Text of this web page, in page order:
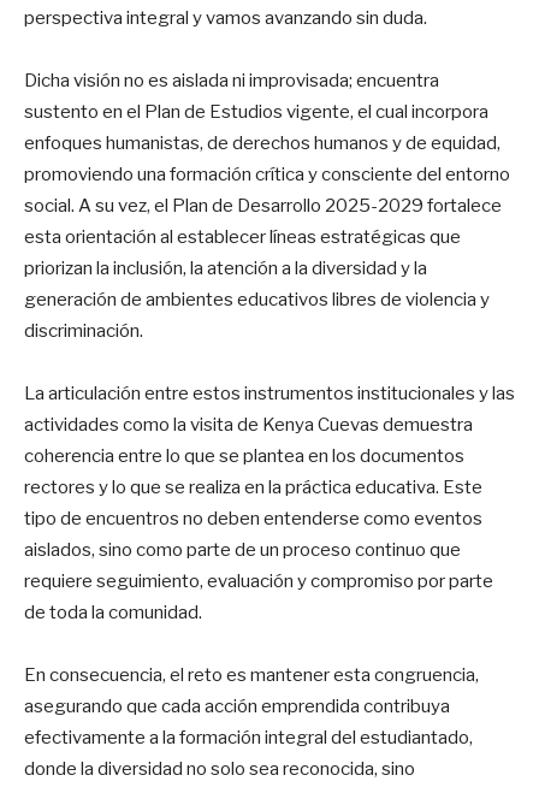
perspectiva integral y vamos avanzando sin duda.
Dicha visión no es aislada ni improvisada; encuentra
sustento en el Plan de Estudios vigente, el cual incorpora
enfoques humanistas, de derechos humanos y de equidad,
promoviendo una formación crítica y consciente del entorno
social. A su vez, el Plan de Desarrollo 2025-2029 fortalece
esta orientación al establecer líneas estratégicas que
priorizan la inclusión, la atención a la diversidad y la
generación de ambientes educativos libres de violencia y
discriminación.
La articulación entre estos instrumentos institucionales y las
actividades como la visita de Kenya Cuevas demuestra
coherencia entre lo que se plantea en los documentos
rectores y lo que se realiza en la práctica educativa. Este
tipo de encuentros no deben entenderse como eventos
aislados, sino como parte de un proceso continuo que
requiere seguimiento, evaluación y compromiso por parte
de toda la comunidad.
En consecuencia, el reto es mantener esta congruencia,
asegurando que cada acción emprendida contribuya
efectivamente a la formación integral del estudiantado,
donde la diversidad no solo sea reconocida, sino